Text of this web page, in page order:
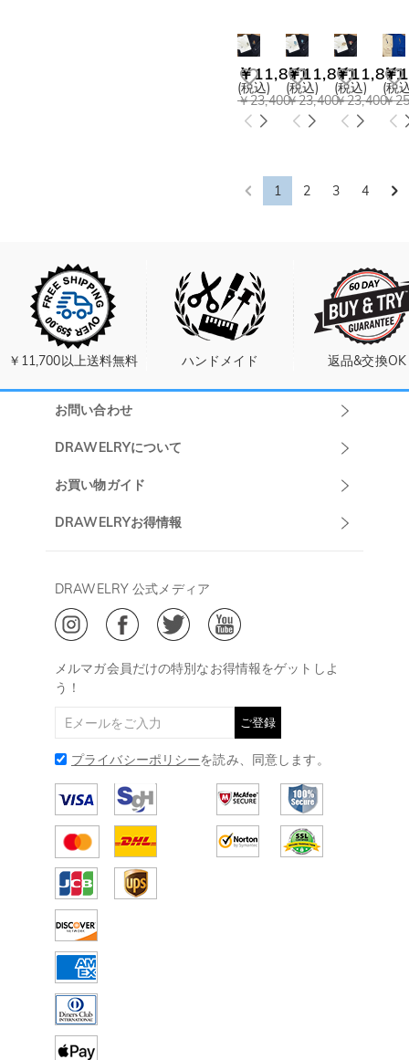
￥11,871
(税込)
￥23,400
￥11,871
(税込)
￥23,400
￥11,871
(税込)
￥23,400
￥
(税
￥
1 2 3 4
￥11,700以上送料無料 ハンドメイド 返品&交換OK
お問い合わせ
DRAWELRYについて
DRAWELRYについて
ご利用規約
ご特定商取引法に基づく表示
お買い物ガイド
発送について
ジュエリーお手入れ
Drawelry Blog
DRAWELRYお得情報
会員・ポイントについて
メルマガ会員だけの特別なお得情報をゲットしよ
う！
ご登録
プライバシーポリシーを読み、同意します。
DRAWELRY 公式メディア